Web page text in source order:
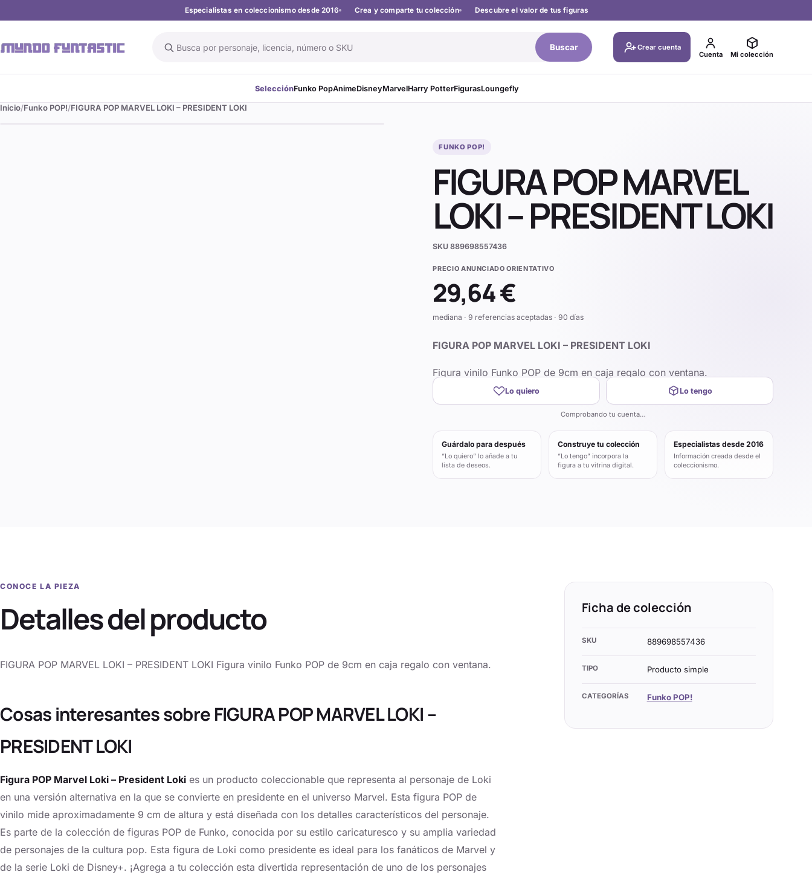
Especialistas en coleccionismo desde 2016 Crea y comparte tu colección Descubre el valor de tus figuras
Buscar en el catálogo Buscar
Crear cuenta
Cuenta
Mi colección
SelecciónFunko PopAnimeDisneyMarvelHarry PotterFigurasLoungefly
Inicio Funko POP! FIGURA POP MARVEL LOKI – PRESIDENT LOKI
FUNKO POP!
FIGURA POP MARVEL
LOKI – PRESIDENT LOKI
SKU889698557436
PRECIO ANUNCIADO ORIENTATIVO
29,64 €
mediana · 9 referencias aceptadas · 90 días
FIGURA POP MARVEL LOKI – PRESIDENT LOKI
Figura vinilo Funko POP de 9cm en caja regalo con ventana.
Lo quiero Lo tengo
Comprobando tu cuenta…
Guárdalo para después
“Lo quiero” lo añade a tu
lista de deseos.
Construye tu colección
“Lo tengo” incorpora la
figura a tu vitrina digital.
Especialistas desde 2016
Información creada desde el
coleccionismo.
CONOCE LA PIEZA
Detalles del producto
FIGURA POP MARVEL LOKI – PRESIDENT LOKI Figura vinilo Funko POP de 9cm en caja regalo con ventana.
Cosas interesantes sobre FIGURA POP MARVEL LOKI –
PRESIDENT LOKI
Figura POP Marvel Loki – President Loki es un producto coleccionable que representa al personaje de Loki
en una versión alternativa en la que se convierte en presidente en el universo Marvel. Esta figura POP de
vinilo mide aproximadamente 9 cm de altura y está diseñada con los detalles característicos del personaje.
Es parte de la colección de figuras POP de Funko, conocida por su estilo caricaturesco y su amplia variedad
de personajes de la cultura pop. Esta figura de Loki como presidente es ideal para los fanáticos de Marvel y
de la serie Loki de Disney+. ¡Agrega a tu colección esta divertida representación de uno de los personajes
Ficha de colección
SKU 889698557436
TIPO Producto simple
CATEGORÍAS Funko POP!